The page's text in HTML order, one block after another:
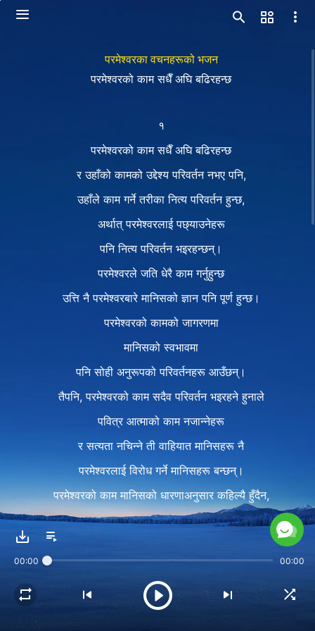
परमेश्‍वरका वचनहरूको भजन
परमेश्‍वरको काम सधैँ अघि बढिरहन्छ
१
परमेश्‍वरको काम सधैँ अघि बढिरहन्छ
र उहाँको कामको उद्देश्य परिवर्तन नभए पनि,
उहाँले काम गर्ने तरीका नित्य परिवर्तन हुन्छ,
अर्थात् परमेश्‍वरलाई पछ्याउनेहरू
पनि नित्य परिवर्तन भइरहन्छन्।
परमेश्‍वरले जति धेरै काम गर्नुहुन्छ
उत्ति नै परमेश्‍वरबारे मानिसको ज्ञान पनि पूर्ण हुन्छ।
परमेश्‍वरको कामको जागरणमा
मानिसको स्वभावमा
पनि सोही अनुरूपको परिवर्तनहरू आउँछन्।
तैपनि, परमेश्‍वरको काम सदैव परिवर्तन भइरहने हुनाले
पवित्र आत्माको काम नजान्‍नेहरू
र सत्यता नचिन्ने ती वाहियात मानिसहरू नै
परमेश्‍वरलाई विरोध गर्ने मानिसहरू बन्छन्।
परमेश्‍वरको काम मानिसको धारणाअनुसार कहिल्यै हुँदैन,
किनभने उहाँको काम
बरु यस अघि कहिल्यै नभएका
00:00 00:00